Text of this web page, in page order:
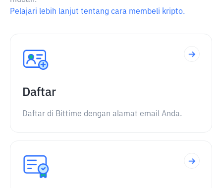
Pelajari lebih lanjut tentang cara membeli kripto.
Daftar
Daftar di Bittime dengan alamat email Anda.